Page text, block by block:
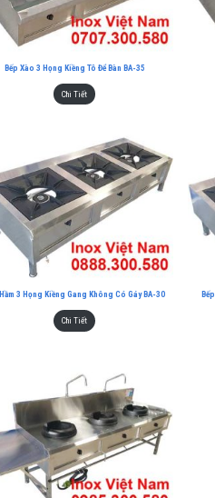
Bếp Xào 3 Họng Kiềng Tô Để Bàn BA-35
Chi Tiết
3 Họng Kiềng Gang Không Có Gáy BA-30
Chi Tiết